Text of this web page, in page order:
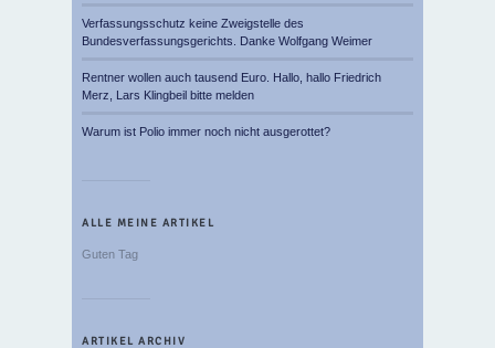
Verfassungsschutz keine Zweigstelle des
Bundesverfassungsgerichts. Danke Wolfgang Weimer
Rentner wollen auch tausend Euro. Hallo, hallo Friedrich
Merz, Lars Klingbeil bitte melden
Warum ist Polio immer noch nicht ausgerottet?
ALLE MEINE ARTIKEL
Guten Tag
ARTIKEL ARCHIV